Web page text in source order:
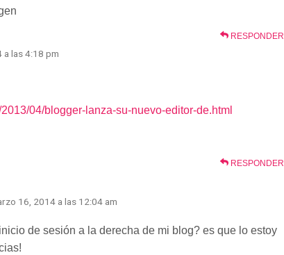
RESPONDER
a las 4:18 pm
04/blogger-lanza-su-nuevo-editor-de.html
RESPONDER
16, 2014 a las 12:04 am
de sesión a la derecha de mi blog? es que lo estoy